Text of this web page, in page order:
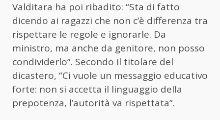
Valditara ha poi ribadito: “Sta di fatto
dicendo ai ragazzi che non c’è differenza tra
rispettare le regole e ignorarle. Da
ministro, ma anche da genitore, non posso
condividerlo”. Secondo il titolare del
dicastero, “Ci vuole un messaggio educativo
forte: non si accetta il linguaggio della
prepotenza, l’autorità va rispettata”.